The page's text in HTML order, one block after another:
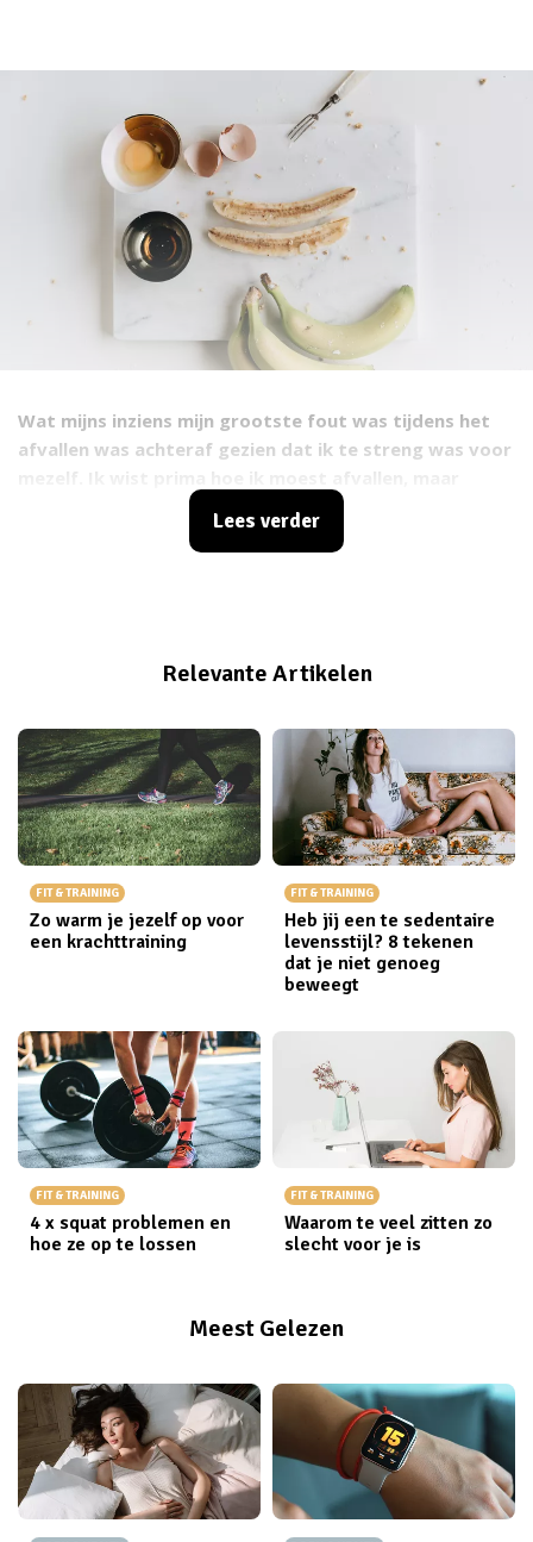
Wat mijns inziens mijn grootste fout was tijdens het
afvallen was achteraf gezien dat ik te streng was voor
achteraf had ik gewild dat ik véél eerder opzoek was
gegaan naar een gezonde balans qua voeding. Dit
Lees verder
Relevante Artikelen
FIT & TRAINING
Zo warm je jezelf op voor
een krachttraining
FIT & TRAINING
Heb jij een te sedentaire
levensstijl? 8 tekenen
dat je niet genoeg
beweegt
FIT & TRAINING
4 x squat problemen en
hoe ze op te lossen
FIT & TRAINING
Waarom te veel zitten zo
slecht voor je is
Meest Gelezen